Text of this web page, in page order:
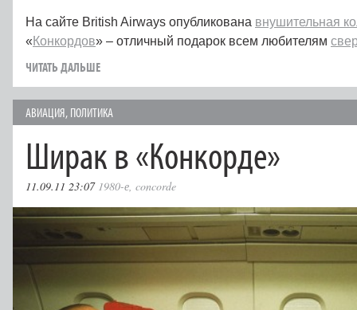
На сайте British Airways опубликована внушительная
« Конкордов» – отличный подарок всем любителям
ЧИТАТЬ ДАЛЬШЕ
АВИАЦИЯ, ПОЛИТИКА
Ширак в «Конкорде»
11.09.11 23:07 1980-е, concorde